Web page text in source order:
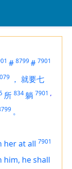
# 8799# 7901
， 就要七
所 834躺 7901 ,
。
her at all 7901
him, he shall